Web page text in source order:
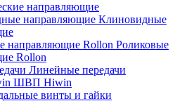
направляющие
Клиновидные
Роликовые
Rollon
Линейные передачи
ШВП Hiwin